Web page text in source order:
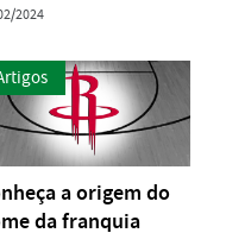
2024
a origem do
da franquia